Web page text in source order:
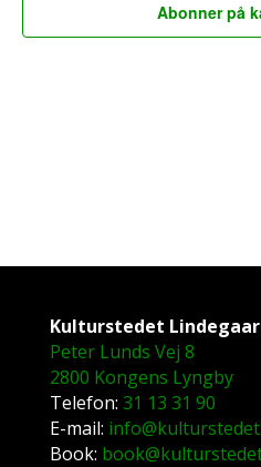
Abonner på
Kulturstedet
Peter Lunds Vej 8
2800 Kongens Lyngby
Telefon: 31 13 31 90
E-mail:
Book: